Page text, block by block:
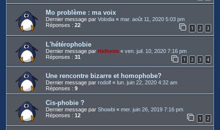
Mo problème : ma voix
Dernier message par Volodia « mar. août 11, 2020 5:03 pm
Réponses : 22 1 2 3
L'hétérophobie
Dernier message par Helheim « ven. juil. 10, 2020 7:16 pm
Réponses : 31 1 2 3 4
Une rencontre bizarre et homophobe?
Dernier message par rodolf « lun. juin 22, 2020 4:32 am
Réponses : 9
Cis-phobie ?
Dernier message par Showbi « mer. juin 26, 2019 7:16 pm
Réponses : 12 1 2